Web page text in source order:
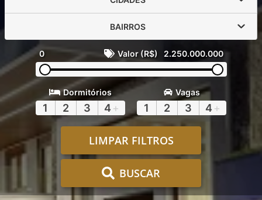
BAIRROS
0 Valor (R$) 2.250.000.000
Dormitórios
1 2 3 4 +
Vagas
1 2 3 4 +
LIMPAR FILTROS
BUSCAR